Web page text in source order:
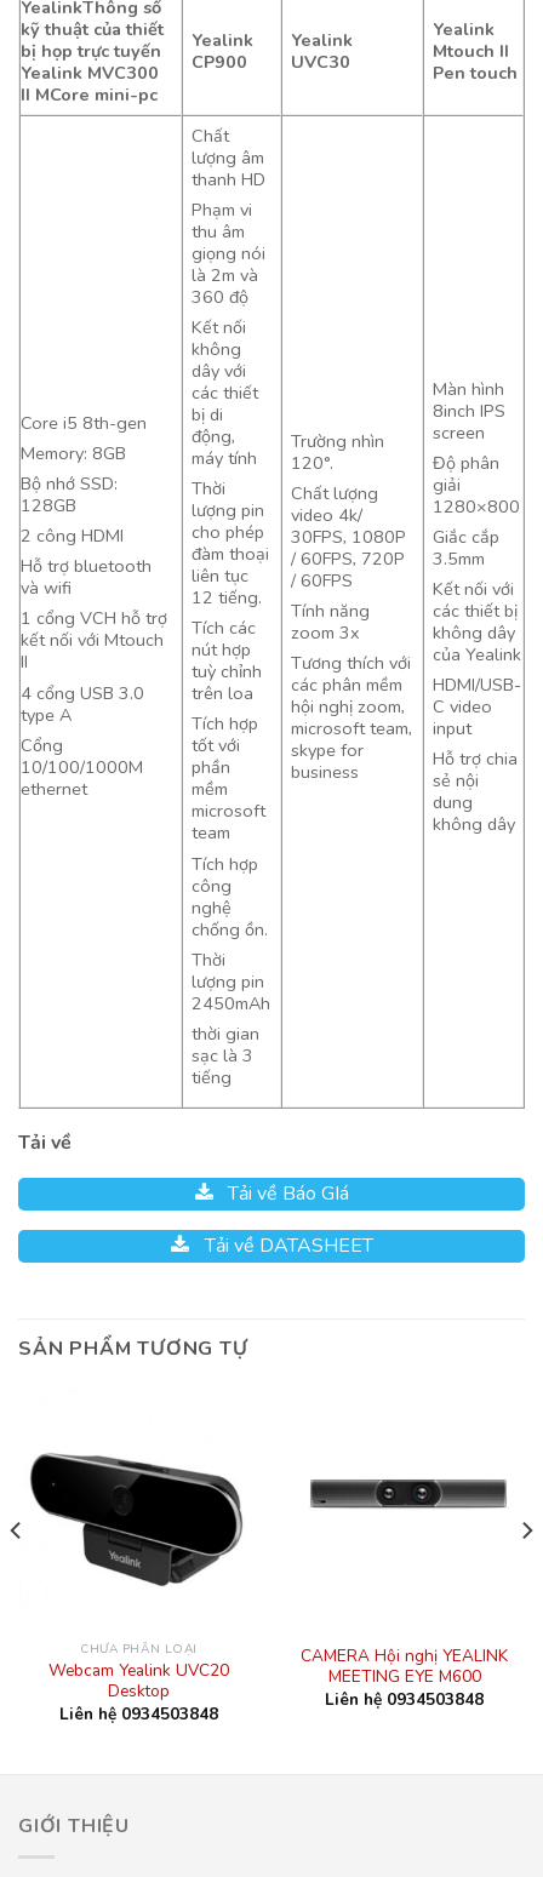
YealinkThông số
kỹ thuật của thiết
bị họp trực tuyến
Yealink MVC300
II MCore mini-pc
Yealink
CP900
Yealink
UVC30
Yealink
Mtouch II
Pen touch
Core i5 8th-gen
Memory: 8GB
Bộ nhớ SSD:
128GB
2 công HDMI
Hỗ trợ bluetooth
và wifi
1 cổng VCH hỗ trợ
kết nối với Mtouch
II
4 cổng USB 3.0
type A
Cổng
10/100/1000M
ethernet
Chất
lượng âm
thanh HD
Phạm vi
thu âm
giọng nói
là 2m và
360 độ
Kết nối
không
dây với
các thiết
bị di
động,
máy tính
Thời
lượng pin
cho phép
đàm thoại
liên tục
12 tiếng.
Tích các
nút hợp
tuỳ chỉnh
trên loa
Tích hợp
tốt với
phần
mềm
microsoft
team
Tích hợp
công
nghệ
chống ồn.
Thời
lượng pin
2450mAh
thời gian
sạc là 3
tiếng
Trường nhìn
120°.
Chất lượng
video 4k/
30FPS, 1080P
/ 60FPS, 720P
/ 60FPS
Tính năng
zoom 3x
Tương thích với
các phân mềm
hội nghị zoom,
microsoft team,
skype for
business
Màn hình
8inch IPS
screen
Độ phân
giải
1280×800
Giắc cắp
3.5mm
Kết nối với
các thiết bị
không dây
của Yealink
HDMI/USB-
C video
input
Hỗ trợ chia
sẻ nội
dung
không dây
Tải về
Tải về Báo GIá
Tải về DATASHEET
SẢN PHẨM TƯƠNG TỰ
CHƯA PHÂN LOẠI
Webcam Yealink UVC20
Desktop
Liên hệ 0934503848
CAMERA Hội nghị YEALINK
MEETING EYE M600
Liên hệ 0934503848
GIỚI THIỆU